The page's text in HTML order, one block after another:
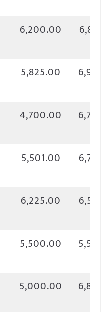
6,200.00
5,825.00
4,700.00
5,501.00
6,225.00
5,500.00
5,000.00